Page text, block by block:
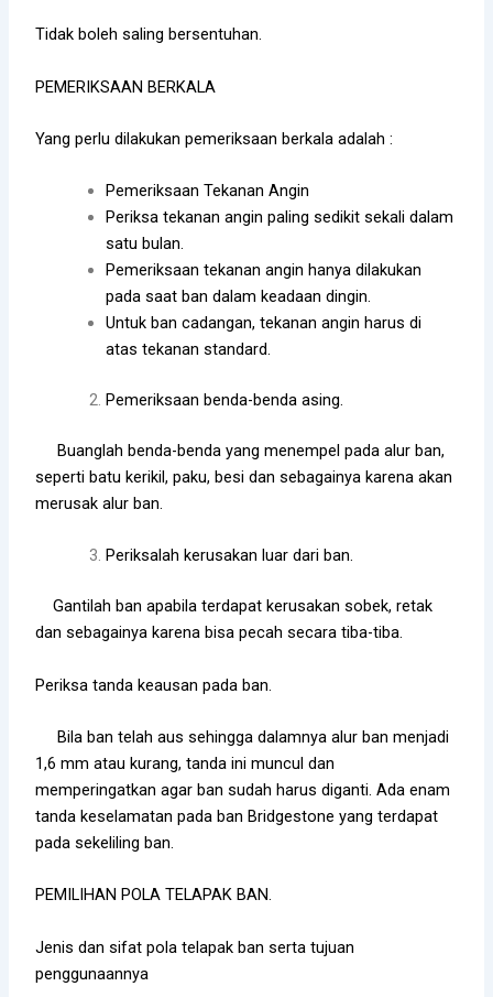
Tidak boleh saling bersentuhan.
PEMERIKSAAN BERKALA
Yang perlu dilakukan pemeriksaan berkala adalah :
Pemeriksaan Tekanan Angin
Periksa tekanan angin paling sedikit sekali dalam
satu bulan.
Pemeriksaan tekanan angin hanya dilakukan
pada saat ban dalam keadaan dingin.
Untuk ban cadangan, tekanan angin harus di
atas tekanan standard.
Pemeriksaan benda-benda asing.
Buanglah benda-benda yang menempel pada alur ban,
seperti batu kerikil, paku, besi dan sebagainya karena akan
merusak alur ban.
Periksalah kerusakan luar dari ban.
Gantilah ban apabila terdapat kerusakan sobek, retak
dan sebagainya karena bisa pecah secara tiba-tiba.
Periksa tanda keausan pada ban.
Bila ban telah aus sehingga dalamnya alur ban menjadi
1,6 mm atau kurang, tanda ini muncul dan
memperingatkan agar ban sudah harus diganti. Ada enam
tanda keselamatan pada ban Bridgestone yang terdapat
pada sekeliling ban.
PEMILIHAN POLA TELAPAK BAN.
Jenis dan sifat pola telapak ban serta tujuan
penggunaannya